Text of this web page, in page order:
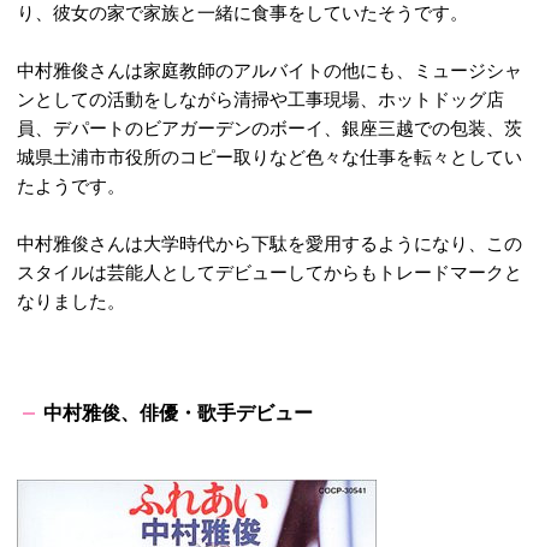
り、彼女の家で家族と一緒に食事をしていたそうです。
中村雅俊さんは家庭教師のアルバイトの他にも、ミュージシャ
ンとしての活動をしながら清掃や工事現場、ホットドッグ店
員、デパートのビアガーデンのボーイ、銀座三越での包装、茨
城県土浦市市役所のコピー取りなど色々な仕事を転々としてい
たようです。
中村雅俊さんは大学時代から下駄を愛用するようになり、この
スタイルは芸能人としてデビューしてからもトレードマークと
なりました。
中村雅俊、俳優・歌手デビュー